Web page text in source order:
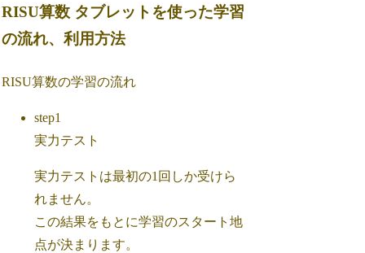
RISU算数 タブレットを使った学習
の流れ、利用方法
RISU算数の学習の流れ
step1
実力テスト
実力テストは最初の1回しか受けら
れません。
この結果をもとに学習のスタート地
点が決まります。